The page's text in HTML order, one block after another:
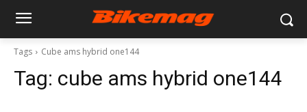
Tags Cube ams hybrid one144
Tag: cube ams hybrid one144